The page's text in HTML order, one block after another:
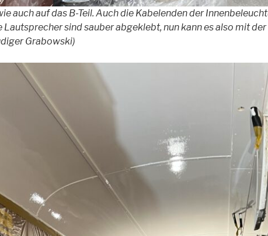
auch auf das B-Teil. Auch die Kabelenden der
Lautsprecher sind sauber abgeklebt, nun kann es also mit
Grabowski)